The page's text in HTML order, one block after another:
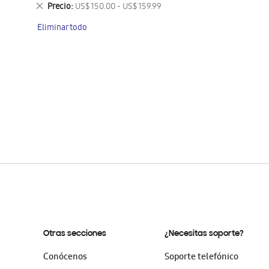
artículo
Precio US$ 150.00 - US$ 159.99
Eliminar
artículo
Eliminar todo
Otras secciones
Conócenos
¿Necesitas soporte?
Soporte telefónico